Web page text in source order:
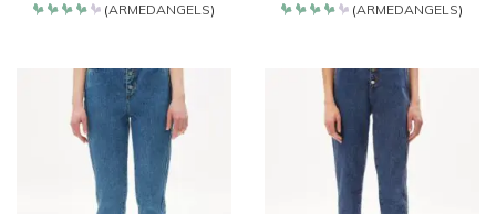
(ARMEDANGELS) (ARMEDANGELS)